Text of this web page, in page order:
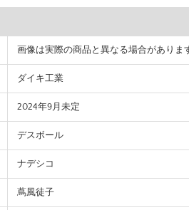
画像は実際の商品と異なる場合がありま
ダイキ工業
2024年9月未定
デスボール
ナデシコ
蔦風徒子